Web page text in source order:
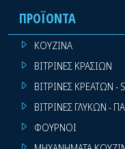
ΠΡΟΪΌΝΤΑ
ΚΟΥΖΙΝΑ
ΒΙΤΡΙΝΕΣ ΚΡΑΣΙΩΝ
ΒΙΤΡΙΝΕΣ ΚΡΕΑΤΩΝ -
ΒΙΤΡΙΝΕΣ ΓΛΥΚΩΝ -
ΦΟΥΡΝΟΙ